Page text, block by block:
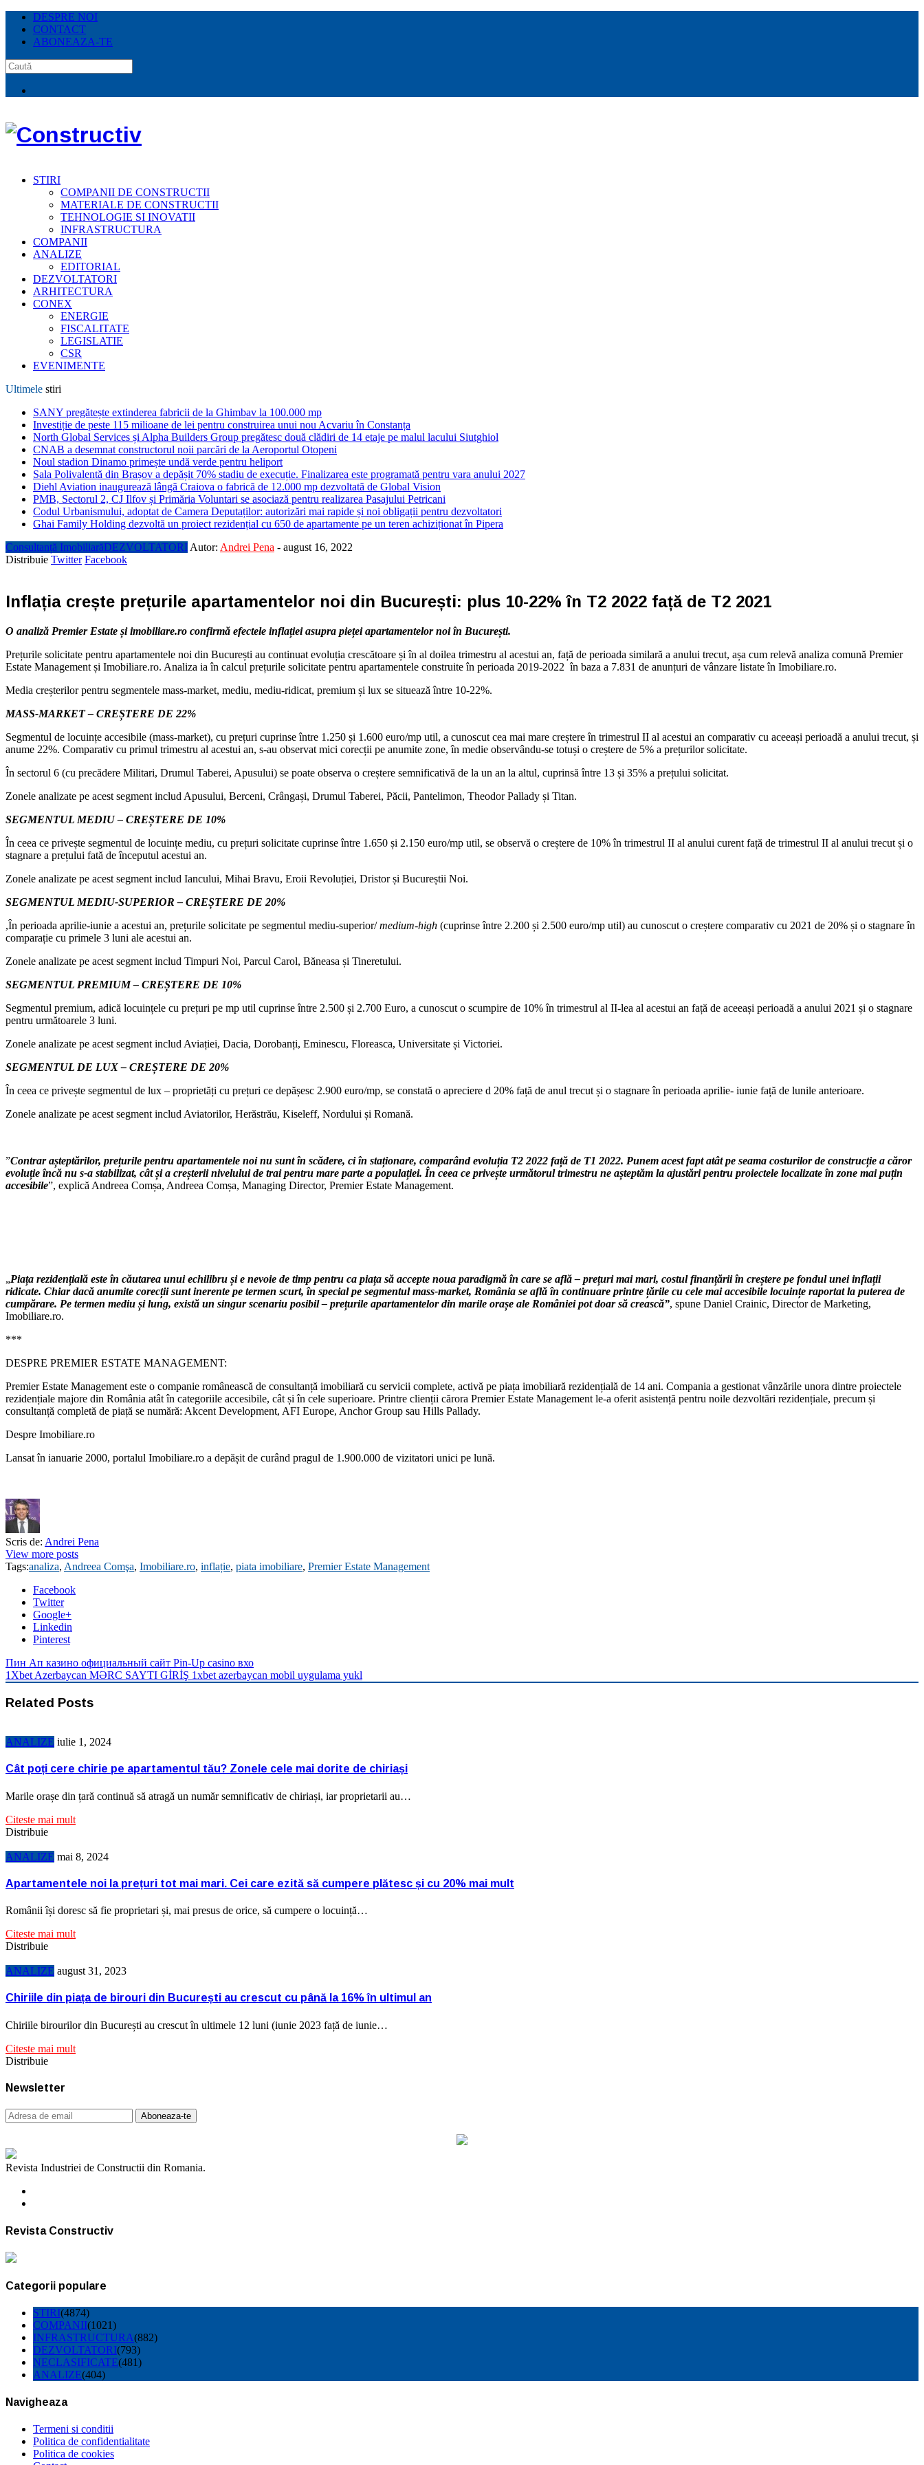
DESPRE NOI
CONTACT
ABONEAZA-TE
STIRI
COMPANII DE CONSTRUCTII
MATERIALE DE CONSTRUCTII
TEHNOLOGIE SI INOVATII
INFRASTRUCTURA
COMPANII
ANALIZE
EDITORIAL
DEZVOLTATORI
ARHITECTURA
CONEX
ENERGIE
FISCALITATE
LEGISLATIE
CSR
EVENIMENTE
Ultimele stiri
SANY pregătește extinderea fabricii de la Ghimbav la 100.000 mp
Investiție de peste 115 milioane de lei pentru construirea unui nou Acvariu în Constanța
North Global Services și Alpha Builders Group pregătesc două clădiri de 14 etaje pe malul lacului Siutghiol
CNAB a desemnat constructorul noii parcări de la Aeroportul Otopeni
Noul stadion Dinamo primește undă verde pentru heliport
Sala Polivalentă din Brașov a depășit 70% stadiu de execuție. Finalizarea este programată pentru vara anului 2027
Diehl Aviation inaugurează lângă Craiova o fabrică de 12.000 mp dezvoltată de Global Vision
PMB, Sectorul 2, CJ Ilfov și Primăria Voluntari se asociază pentru realizarea Pasajului Petricani
Codul Urbanismului, adoptat de Camera Deputaților: autorizări mai rapide și noi obligații pentru dezvoltatori
Ghai Family Holding dezvoltă un proiect rezidențial cu 650 de apartamente pe un teren achiziționat în Pipera
Consultanță ImobiliarăDEZVOLTATORI Autor: Andrei Pena - august 16, 2022
Distribuie Twitter Facebook
Inflația crește prețurile apartamentelor noi din București: plus 10-22% în T2 2022 față de T2 2021
O analiză Premier Estate și imobiliare.ro confirmă efectele inflației asupra pieței apartamentelor noi în București.
Prețurile solicitate pentru apartamentele noi din București au continuat evoluția crescătoare și în al doilea trimestru al acestui an, față de perioada similară a anului trecut, așa cum relevă analiza comună Premier
Estate Management și Imobiliare.ro. Analiza ia în calcul prețurile solicitate pentru apartamentele construite în perioada 2019-2022 în baza a 7.831 de anunțuri de vânzare listate în Imobiliare.ro.
Media creșterilor pentru segmentele mass-market, mediu, mediu-ridicat, premium și lux se situează între 10-22%.
MASS-MARKET – CREȘTERE DE 22%
Segmentul de locuințe accesibile (mass-market), cu prețuri cuprinse între 1.250 și 1.600 euro/mp util, a cunoscut cea mai mare creștere în trimestrul II al acestui an comparativ cu aceeași perioadă a anului trecut, și
anume 22%. Comparativ cu primul trimestru al acestui an, s-au observat mici corecții pe anumite zone, în medie observându-se totuși o creștere de 5% a prețurilor solicitate.
În sectorul 6 (cu precădere Militari, Drumul Taberei, Apusului) se poate observa o creștere semnificativă de la un an la altul, cuprinsă între 13 și 35% a prețului solicitat.
Zonele analizate pe acest segment includ Apusului, Berceni, Crângași, Drumul Taberei, Păcii, Pantelimon, Theodor Pallady și Titan.
SEGMENTUL MEDIU – CREȘTERE DE 10%
În ceea ce privește segmentul de locuințe mediu, cu prețuri solicitate cuprinse între 1.650 și 2.150 euro/mp util, se observă o creștere de 10% în trimestrul II al anului curent față de trimestrul II al anului trecut și o
stagnare a prețului fată de începutul acestui an.
Zonele analizate pe acest segment includ Iancului, Mihai Bravu, Eroii Revoluției, Dristor și Bucureștii Noi.
SEGMENTUL MEDIU-SUPERIOR – CREȘTERE DE 20%
,În perioada aprilie-iunie a acestui an, prețurile solicitate pe segmentul mediu-superior/medium-high (cuprinse între 2.200 și 2.500 euro/mp util) au cunoscut o creștere comparativ cu 2021 de 20% și o stagnare în
comparație cu primele 3 luni ale acestui an.
Zonele analizate pe acest segment includ Timpuri Noi, Parcul Carol, Băneasa și Tineretului.
SEGMENTUL PREMIUM – CREȘTERE DE 10%
Segmentul premium, adică locuințele cu prețuri pe mp util cuprinse între 2.500 și 2.700 Euro, a cunoscut o scumpire de 10% în trimestrul al II-lea al acestui an față de aceeași perioadă a anului 2021 și o stagnare
pentru următoarele 3 luni.
Zonele analizate pe acest segment includ Aviației, Dacia, Dorobanți, Eminescu, Floreasca, Universitate și Victoriei.
SEGMENTUL DE LUX – CREȘTERE DE 20%
În ceea ce privește segmentul de lux – proprietăți cu prețuri ce depășesc 2.900 euro/mp, se constată o apreciere d 20% față de anul trecut și o stagnare în perioada aprilie- iunie față de lunile anterioare.
Zonele analizate pe acest segment includ Aviatorilor, Herăstrău, Kiseleff, Nordului și Romană.
”Contrar așteptărilor, prețurile pentru apartamentele noi nu sunt în scădere, ci în staționare, comparând evoluția T2 2022 față de T1 2022. Punem acest fapt atât pe seama costurilor de construcție a căror
evoluție încă nu s-a stabilizat, cât și a creșterii nivelului de trai pentru mare parte a populației. În ceea ce privește următorul trimestru ne așteptăm la ajustări pentru proiectele localizate în zone mai puțin
accesibile”, explică Andreea Comșa, Andreea Comșa, Managing Director, Premier Estate Management.
„Piața rezidențială este în căutarea unui echilibru și e nevoie de timp pentru ca piața să accepte noua paradigmă în care se află – prețuri mai mari, costul finanțării în creștere pe fondul unei inflații
ridicate. Chiar dacă anumite corecții sunt inerente pe termen scurt, în special pe segmentul mass-market, România se află în continuare printre țările cu cele mai accesibile locuințe raportat la puterea de
cumpărare. Pe termen mediu și lung, există un singur scenariu posibil – prețurile apartamentelor din marile orașe ale României pot doar să crească”, spune Daniel Crainic, Director de Marketing,
Imobiliare.ro.
***
DESPRE PREMIER ESTATE MANAGEMENT:
Premier Estate Management este o companie românească de consultanță imobiliară cu servicii complete, activă pe piața imobiliară rezidențială de 14 ani. Compania a gestionat vânzările unora dintre proiectele
rezidențiale majore din România atât în categoriile accesibile, cât și în cele superioare. Printre clienții cărora Premier Estate Management le-a oferit asistență pentru noile dezvoltări rezidențiale, precum și
consultanță completă de piață se numără: Akcent Development, AFI Europe, Anchor Group sau Hills Pallady.
Despre Imobiliare.ro
Lansat în ianuarie 2000, portalul Imobiliare.ro a depășit de curând pragul de 1.900.000 de vizitatori unici pe lună.
Scris de: Andrei Pena
View more posts
Tags:analiza, Andreea Comşa, Imobiliare.ro, inflație, piata imobiliare, Premier Estate Management
Facebook
Twitter
Google+
Linkedin
Pinterest
Пин Ап казино официальный сайт Pin-Up casino вхо
1Xbet Azerbaycan MƏRC SAYTI GİRİŞ 1xbet azerbaycan mobil uygulama yukl
Related Posts
ANALIZE iulie 1, 2024
Cât poți cere chirie pe apartamentul tău? Zonele cele mai dorite de chiriași
Marile orașe din țară continuă să atragă un număr semnificativ de chiriași, iar proprietarii au…
Citeste mai mult
Distribuie
ANALIZE mai 8, 2024
Apartamentele noi la prețuri tot mai mari. Cei care ezită să cumpere plătesc și cu 20% mai mult
Românii își doresc să fie proprietari și, mai presus de orice, să cumpere o locuință…
Citeste mai mult
Distribuie
ANALIZE august 31, 2023
Chiriile din piața de birouri din București au crescut cu până la 16% în ultimul an
Chiriile birourilor din București au crescut în ultimele 12 luni (iunie 2023 față de iunie…
Citeste mai mult
Distribuie
Newsletter
Revista Industriei de Constructii din Romania.
Revista Constructiv
Categorii populare
STIRI(4874)
COMPANII(1021)
INFRASTRUCTURA(882)
DEZVOLTATORI(793)
NECLASIFICATE(481)
ANALIZE(404)
Navigheaza
Termeni si conditii
Politica de confidentialitate
Politica de cookies